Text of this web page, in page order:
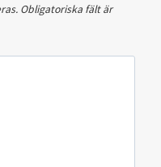
Obligatoriska fält är